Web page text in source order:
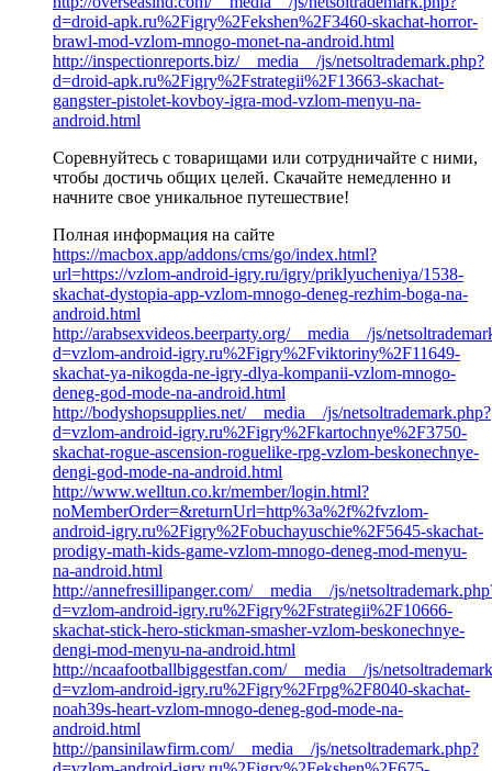
d=droid-apk.ru%2Figry%2Fekshen%2F3460-skachat-horror-
brawl-mod-vzlom-mnogo-monet-na-android.html
http://inspectionreports.biz/__media__/js/netsoltrademark.php?
d=droid-apk.ru%2Figry%2Fstrategii%2F13663-skachat-
gangster-pistolet-kovboy-igra-mod-vzlom-menyu-na-
android.html
Соревнуйтесь с товарищами или сотрудничайте с ними,
чтобы достичь общих целей. Скачайте немедленно и
начните свое уникальное путешествие!
Полная информация на сайте
https://macbox.app/addons/cms/go/index.html?
url=https://vzlom-android-igry.ru/igry/priklyucheniya/1538-
skachat-dystopia-app-vzlom-mnogo-deneg-rezhim-boga-na-
android.html
http://arabsexvideos.beerparty.org/__media__/js/
d=vzlom-android-igry.ru%2Figry%2Fviktoriny%2F11649-
skachat-ya-nikogda-ne-igry-dlya-kompanii-vzlom-mnogo-
deneg-god-mode-na-android.html
http://bodyshopsupplies.net/__media__/js/netsoltrademark.php?
d=vzlom-android-igry.ru%2Figry%2Fkartochnye%2F3750-
skachat-rogue-ascension-roguelike-rpg-vzlom-beskonechnye-
dengi-god-mode-na-android.html
http://www.welltun.co.kr/member/login.html?
noMemberOrder=&returnUrl=http%3a%2f%2fvzlom-
android-igry.ru%2Figry%2Fobuchayuschie%2F5645-skachat-
prodigy-math-kids-game-vzlom-mnogo-deneg-mod-menyu-
na-android.html
http://annefresillipanger.com/__media__/js/
d=vzlom-android-igry.ru%2Figry%2Fstrategii%2F10666-
skachat-stick-hero-stickman-smasher-vzlom-beskonechnye-
dengi-mod-menyu-na-android.html
http://ncaafootballbiggestfan.com/__media__/js/
d=vzlom-android-igry.ru%2Figry%2Frpg%2F8040-skachat-
noah39s-heart-vzlom-mnogo-deneg-god-mode-na-
android.html
http://pansinilawfirm.com/__media__/js/netsoltrademark.php?